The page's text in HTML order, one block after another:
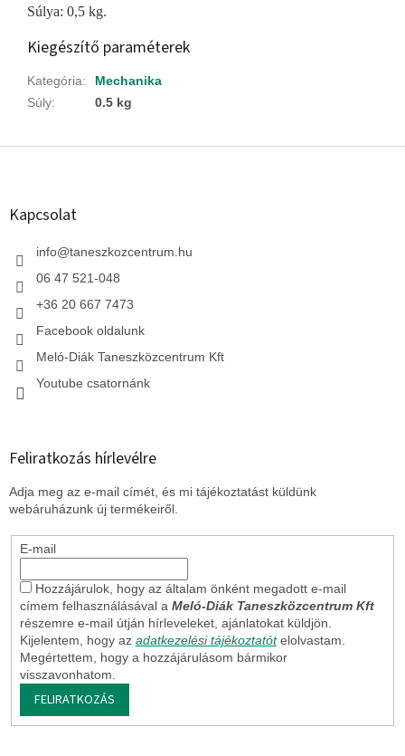
Súlya: 0,5 kg.
Kiegészítő paraméterek
Kategória:
Mechanika
Súly: 0.5 kg
L
Kapcsolat
info@taneszkozcentrum.hu
06 47 521-048
+36 20 667 7473
Facebook oldalunk
Meló-Diák Taneszközcentrum Kft
Youtube csatornánk
Feliratkozás hírlevélre
Adja meg az e-mail címét, és mi tájékoztatást küldünk
webáruházunk új termékeiről.
E-mail
Hozzájárulok, hogy az általam önként megadott e-mail
címem felhasználásával a Meló-Diák Taneszközcentrum Kft
részemre e-mail útján hírleveleket, ajánlatokat küldjön.
Kijelentem, hogy az adatkezelési tájékoztatót elolvastam.
Megértettem, hogy a hozzájárulásom bármikor
visszavonhatom.
FELIRATKOZÁS